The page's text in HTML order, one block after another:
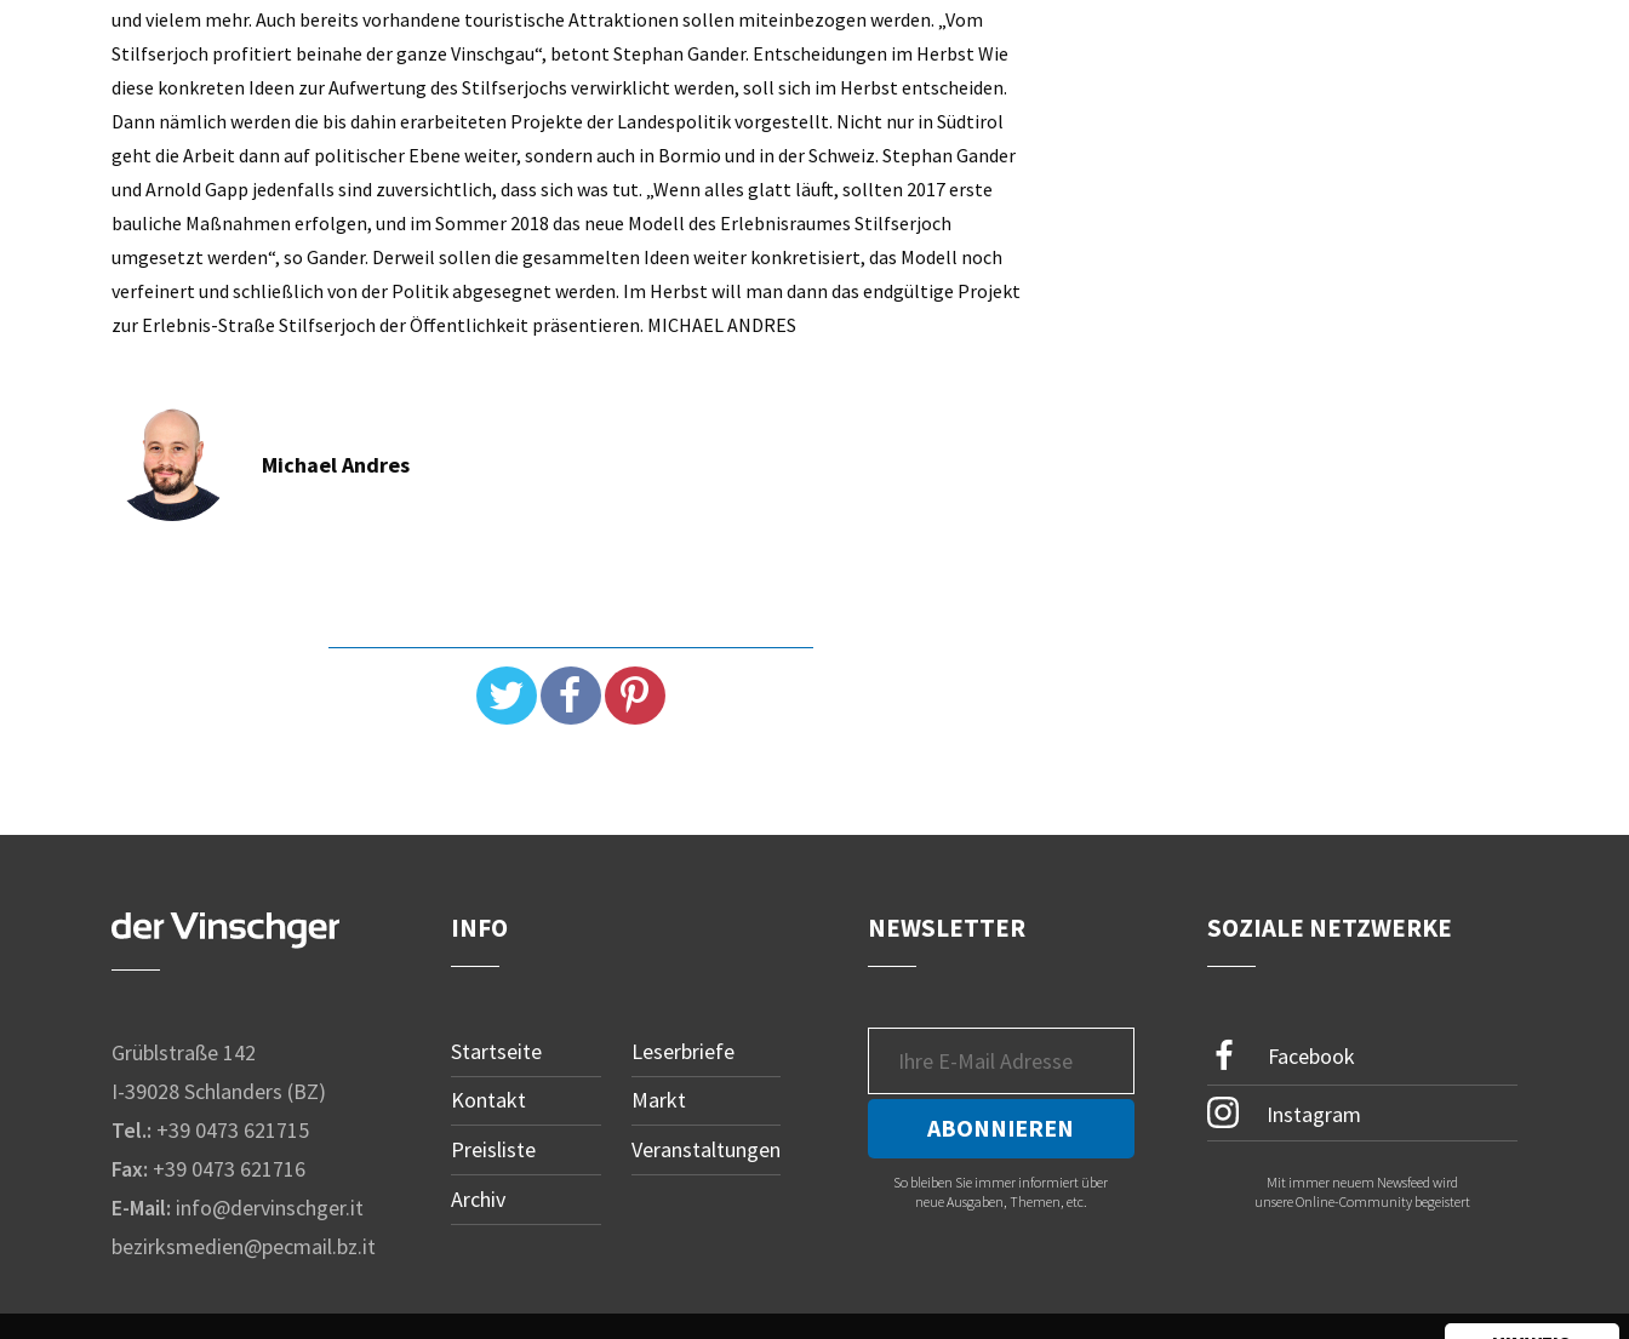
und vielem mehr. Auch bereits vorhandene touristische Attraktionen sollen miteinbezogen werden. „Vom
Stilfserjoch profitiert beinahe der ganze Vinschgau“, betont Stephan Gander. Entscheidungen im Herbst Wie
diese konkreten Ideen zur Aufwertung des Stilfserjochs verwirklicht werden, soll sich im Herbst entscheiden.
Dann nämlich werden die bis dahin erarbeiteten Projekte der Landespolitik vorgestellt. Nicht nur in Südtirol
geht die Arbeit dann auf politischer Ebene weiter, sondern auch in Bormio und in der Schweiz. Stephan Gander
und Arnold Gapp jedenfalls sind zuversichtlich, dass sich was tut. „Wenn alles glatt läuft, sollten 2017 erste
bauliche Maßnahmen erfolgen, und im Sommer 2018 das neue Modell des Erlebnisraumes Stilfserjoch
umgesetzt werden“, so Gander. Derweil sollen die gesammelten Ideen weiter konkretisiert, das Modell noch
verfeinert und schließlich von der Politik abgesegnet werden. Im Herbst will man dann das endgültige Projekt
zur Erlebnis-Straße Stilfserjoch der Öffentlichkeit präsentieren. MICHAEL ANDRES
Michael Andres
Grüblstraße 142
I-39028 Schlanders (BZ)
Tel.: +39 0473 621715
Fax: +39 0473 621716
E-Mail: info@dervinschger.it
bezirksmedien@pecmail.bz.it
INFO
Startseite
Kontakt
Preisliste
Archiv
Leserbriefe
Markt
Veranstaltungen
NEWSLETTER
So bleiben Sie immer informiert über
neue Ausgaben, Themen, etc.
SOZIALE NETZWERKE
Facebook
Instagram
Mit immer neuem Newsfeed wird
unsere Online-Community begeistert